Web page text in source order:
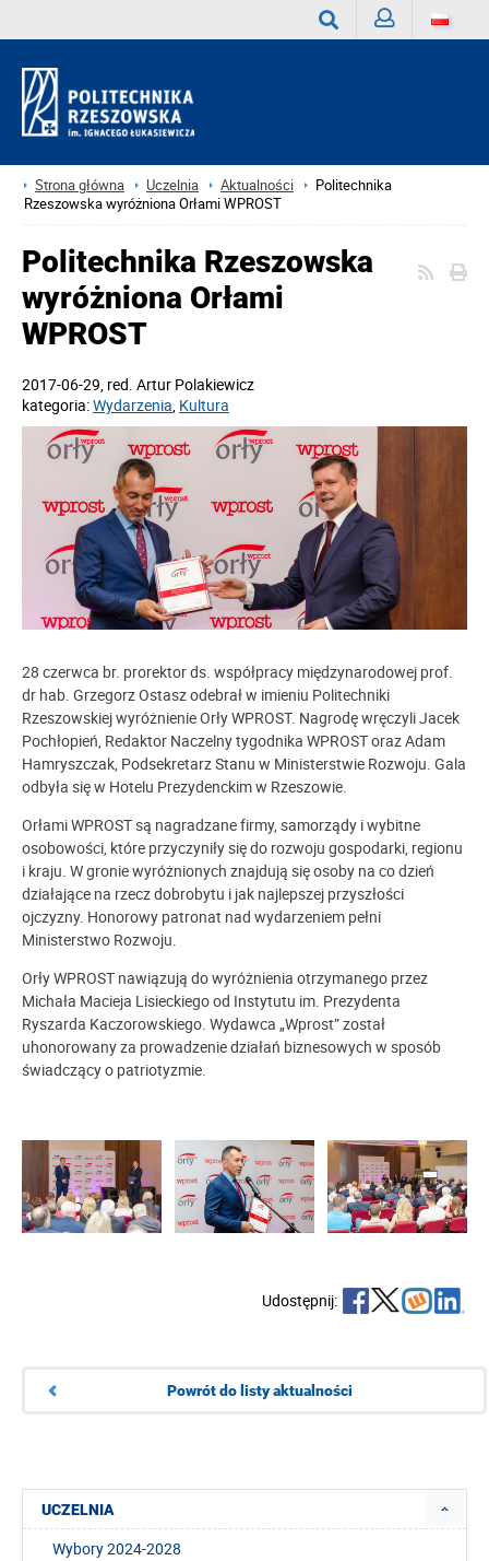
Strona główna Uczelnia Aktualności
Politechnika
Rzeszowska wyróżniona Orłami WPROST
Politechnika Rzeszowska
wyróżniona Orłami
WPROST
2017-06-29, red. Artur Polakiewicz
kategoria:Wydarzenia, Kultura
28 czerwca br. prorektor ds. współpracy międzynarodowej prof.
dr hab. Grzegorz Ostasz odebrał w imieniu Politechniki
Rzeszowskiej wyróżnienie Orły WPROST. Nagrodę wręczyli Jacek
Pochłopień, Redaktor Naczelny tygodnika WPROST oraz Adam
Hamryszczak, Podsekretarz Stanu w Ministerstwie Rozwoju. Gala
odbyła się w Hotelu Prezydenckim w Rzeszowie.
Orłami WPROST są nagradzane firmy, samorządy i wybitne
osobowości, które przyczyniły się do rozwoju gospodarki, regionu
i kraju. W gronie wyróżnionych znajdują się osoby na co dzień
działające na rzecz dobrobytu i jak najlepszej przyszłości
ojczyzny. Honorowy patronat nad wydarzeniem pełni
Ministerstwo Rozwoju.
Orły WPROST nawiązują do wyróżnienia otrzymanego przez
Michała Macieja Lisieckiego od Instytutu im. Prezydenta
Ryszarda Kaczorowskiego. Wydawca „Wprost” został
uhonorowany za prowadzenie działań biznesowych w sposób
świadczący o patriotyzmie.
Udostępnij:
Powrót do listy aktualności
UCZELNIA
Wybory 2024-2028